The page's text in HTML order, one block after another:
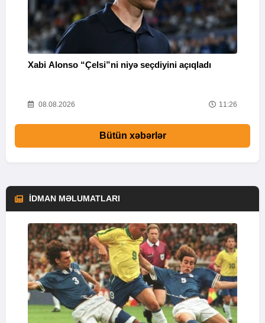
Xabi Alonso “Çelsi”ni niyə seçdiyini açıqladı
08.08.2026 11:26
Bütün xəbərlər
İDMAN MƏLUMATLARI